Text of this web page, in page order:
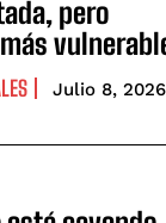
pero
Julio 8, 2026